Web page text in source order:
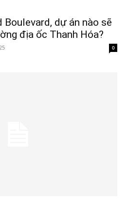
Boulevard, dự án nào sẽ
địa ốc Thanh Hóa?
0